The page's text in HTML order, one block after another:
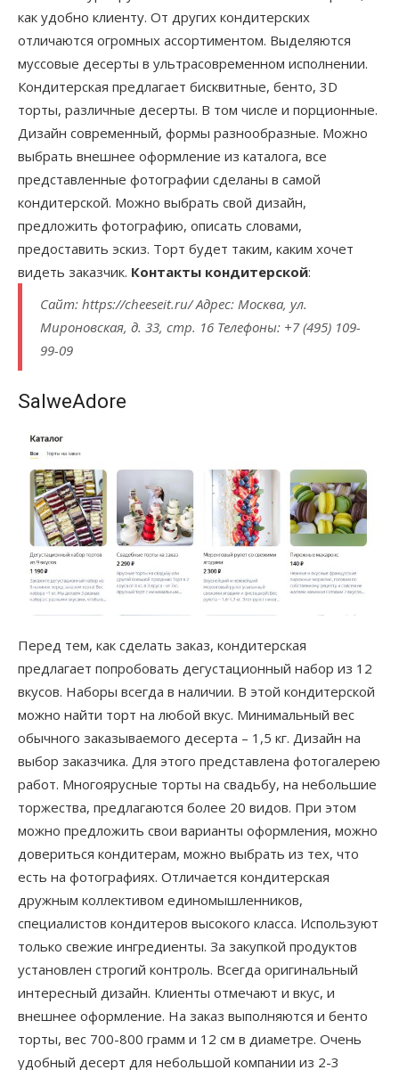
как удобно клиенту. От других кондитерских
отличаются огромных ассортиментом. Выделяются
муссовые десерты в ультрасовременном исполнении.
Кондитерская предлагает бисквитные, бенто, 3D
торты, различные десерты. В том числе и порционные.
Дизайн современный, формы разнообразные. Можно
выбрать внешнее оформление из каталога, все
представленные фотографии сделаны в самой
кондитерской. Можно выбрать свой дизайн,
предложить фотографию, описать словами,
предоставить эскиз. Торт будет таким, каким хочет
видеть заказчик. Контакты кондитерской:
Сайт: https://cheeseit.ru/ Адрес: Москва, ул.
Мироновская, д. 33, стр. 16 Телефоны: +7 (495) 109-
99-09
SalweAdore
Перед тем, как сделать заказ, кондитерская
предлагает попробовать дегустационный набор из 12
вкусов. Наборы всегда в наличии. В этой кондитерской
можно найти торт на любой вкус. Минимальный вес
обычного заказываемого десерта – 1,5 кг. Дизайн на
выбор заказчика. Для этого представлена фотогалерею
работ. Многоярусные торты на свадьбу, на небольшие
торжества, предлагаются более 20 видов. При этом
можно предложить свои варианты оформления, можно
довериться кондитерам, можно выбрать из тех, что
есть на фотографиях. Отличается кондитерская
дружным коллективом единомышленников,
специалистов кондитеров высокого класса. Используют
только свежие ингредиенты. За закупкой продуктов
установлен строгий контроль. Всегда оригинальный
интересный дизайн. Клиенты отмечают и вкус, и
внешнее оформление. На заказ выполняются и бенто
торты, вес 700-800 грамм и 12 см в диаметре. Очень
удобный десерт для небольшой компании из 2-3